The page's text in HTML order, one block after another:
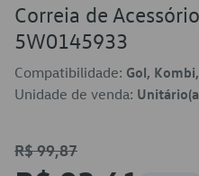
Correia de
5W0145933
Compatibilidade: Gol,
Unidade de venda:
R$ 99,87